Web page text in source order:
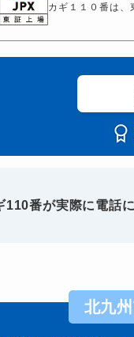
カギ１１０番は
番が実際に電話
北九